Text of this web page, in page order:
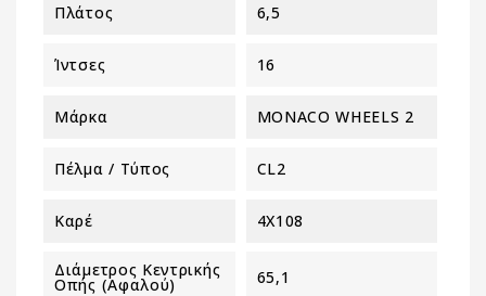
Πλάτος 6,5
Ίντσες 16
Μάρκα MONACO WHEELS 2
Πέλμα / Τύπος CL2
Καρέ 4X108
Διάμετρος Κεντρικής
Οπής (αφαλού) 65,1